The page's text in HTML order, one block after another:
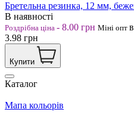
Бретельна резинка, 12 мм,
В наявності
Роздрібна ціна - 8.00 грн Міні опт
3.98 грн
Купити
Каталог
Мапа кольорів